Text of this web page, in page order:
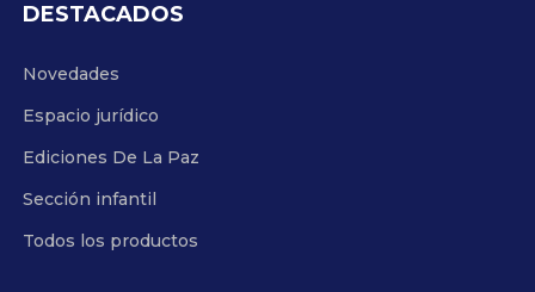
DESTACADOS
Novedades
Espacio jurídico
Ediciones De La Paz
Sección infantil
Todos los productos